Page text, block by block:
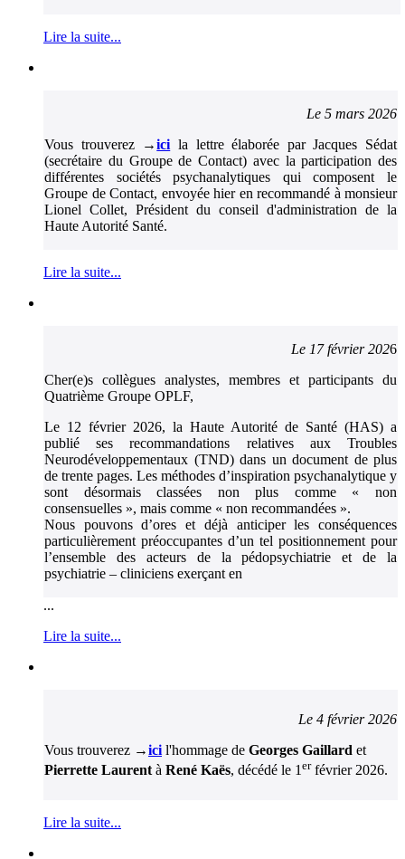
Lire la suite...
Le 5 mars 2026
Vous trouverez →ici la lettre élaborée par Jacques Sédat
(secrétaire du Groupe de Contact) avec la participation des
différentes sociétés psychanalytiques qui composent le
Groupe de Contact, envoyée hier en recommandé à monsieur
Lionel Collet, Président du conseil d'administration de la
Haute Autorité Santé.
Lire la suite...
Le 17 février 2026
Cher(e)s collègues analystes, membres et participants du
Quatrième Groupe OPLF,
Le 12 février 2026, la Haute Autorité de Santé (HAS) a
publié ses recommandations relatives aux Troubles
Neurodéveloppementaux (TND) dans un document de plus
de trente pages. Les méthodes d’inspiration psychanalytique y
sont désormais classées non plus comme « non
consensuelles », mais comme « non recommandées ».
Nous pouvons d’ores et déjà anticiper les conséquences
particulièrement préoccupantes d’un tel positionnement pour
l’ensemble des acteurs de la pédopsychiatrie et de la
psychiatrie – cliniciens exerçant en
...
Lire la suite...
Le 4 février 2026
Vous trouverez →ici l'hommage de Georges Gaillard et
Pierrette Laurentà René Kaës, décédé le 1erfévrier 2026.
Lire la suite...